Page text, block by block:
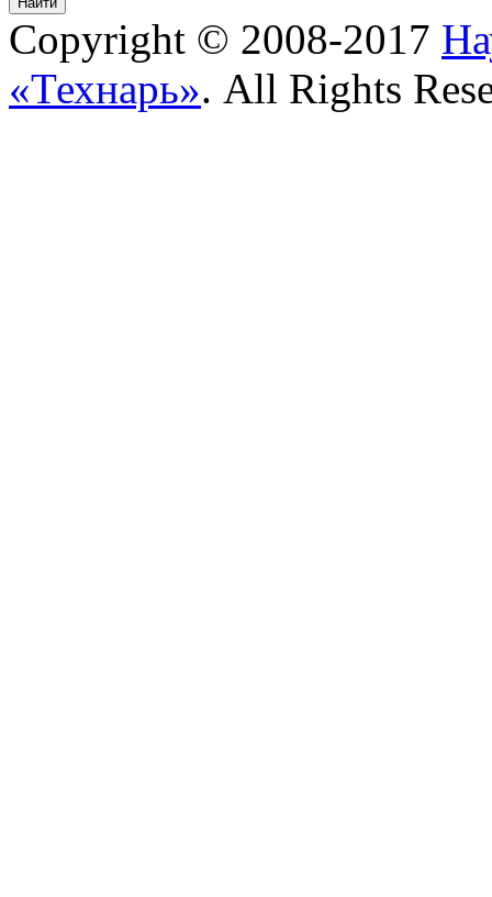
Copyright © 2008-2017
«Технарь». All Rights